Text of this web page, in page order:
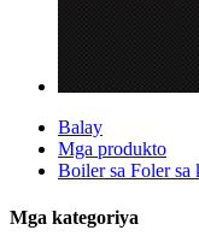
Balay
Mga produkto
Boiler sa Foler sa
Mga kategoriya